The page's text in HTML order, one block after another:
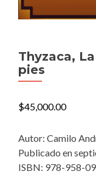
Thyzaca,
pies
$45,000.00
Autor: Camilo
Publicado en
ISBN: 978-958-